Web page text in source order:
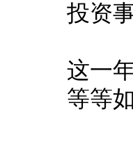
投资
这一
等等